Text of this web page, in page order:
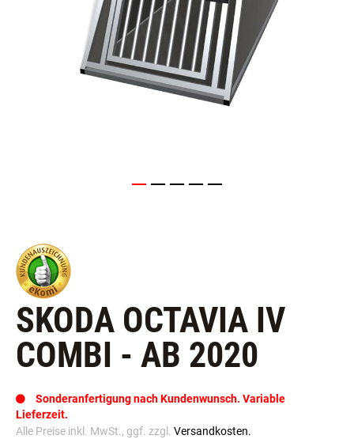
SKODA OCTAVIA IV
COMBI - AB 2020
Sonderanfertigung nach Kundenwunsch. Variable
Lieferzeit.
Alle Preise inkl. MwSt., ggf. zzgl. Versandkosten.